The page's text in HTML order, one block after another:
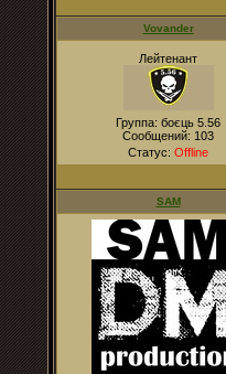
Vovander
Лейтенант
Группа: боєць 5.56
Сообщений: 103
Статус: Offline
SAM